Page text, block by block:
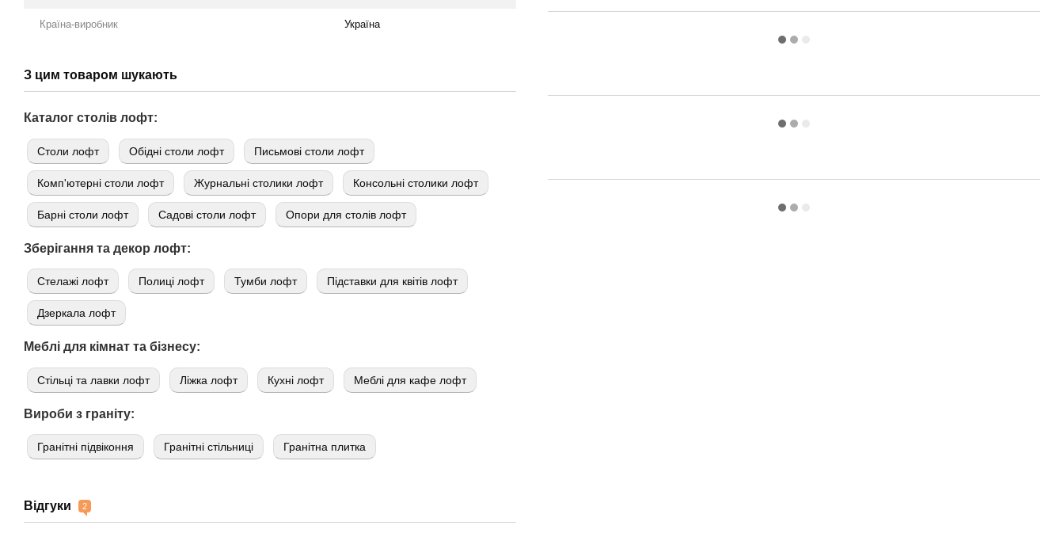
Країна-виробник Україна
З цим товаром шукають
Каталог столів лофт:
Cтоли лофт Обідні столи лофт Письмові столи лофт
Комп'ютерні столи лофт Журнальні столики лофт Консольні столики лофт
Барні столи лофт Садові столи лофт Опори для столів лофт
Зберігання та декор лофт:
Стелажі лофт Полиці лофт Тумби лофт Підставки для квітів лофт
Дзеркала лофт
Меблі для кімнат та бізнесу:
Стільці та лавки лофт Ліжка лофт Кухні лофт Меблі для кафе лофт
Вироби з граніту:
Гранітні підвіконня Гранітні стільниці Гранітна плитка
Відгуки 2